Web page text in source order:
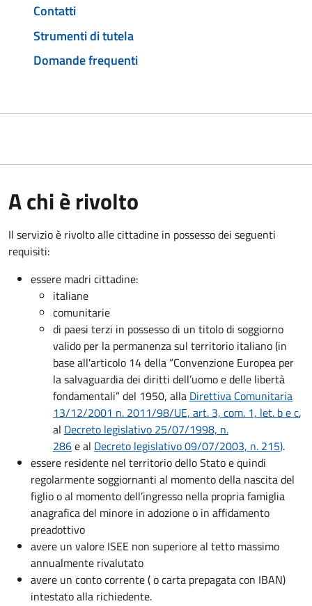
Contatti
Strumenti di tutela
Domande frequenti
A chi è rivolto
Il servizio è rivolto alle cittadine in possesso dei seguenti
requisiti:
essere madri cittadine:
italiane
comunitarie
di paesi terzi in possesso di un titolo di soggiorno
valido per la permanenza sul territorio italiano (in
base all'articolo 14 della “Convenzione Europea per
la salvaguardia dei diritti dell’uomo e delle libertà
fondamentali” del 1950, alla Direttiva Comunitaria
13/12/2001 n. 2011/98/UE, art. 3, com. 1, let. b e c,
al Decreto legislativo 25/07/1998, n.
286e al Decreto legislativo 09/07/2003, n. 215).
essere residente nel territorio dello Stato e quindi
regolarmente soggiornanti al momento della nascita del
figlio o al momento dell’ingresso nella propria famiglia
anagrafica del minore in adozione o in affidamento
preadottivo
avere un valore ISEE non superiore al tetto massimo
annualmente rivalutato
avere un conto corrente ( o carta prepagata con IBAN)
intestato alla richiedente.